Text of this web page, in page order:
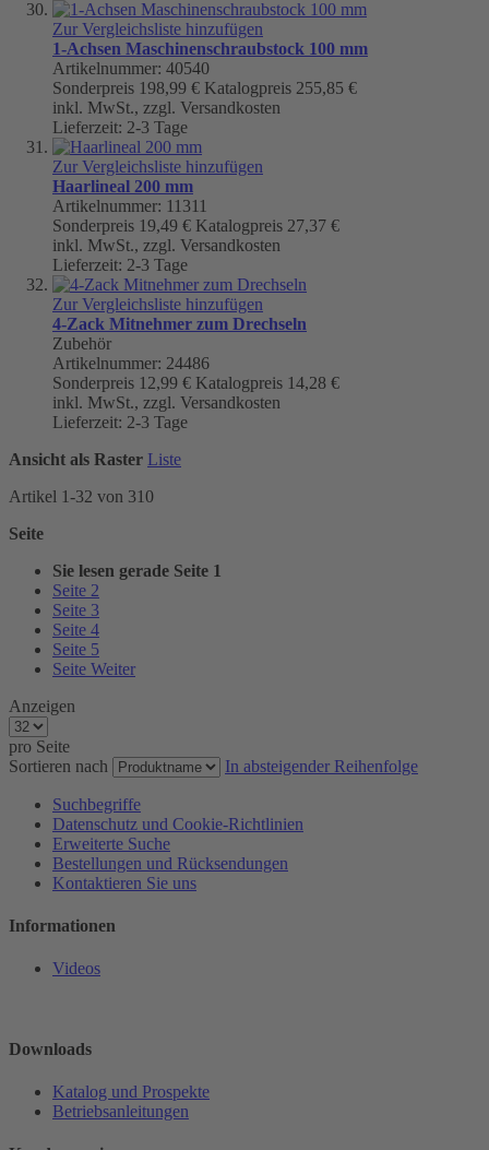
Zur Vergleichsliste hinzufügen
1-Achsen Maschinenschraubstock 100 mm
Artikelnummer: 40540
Sonderpreis 198,99 € Katalogpreis 255,85 €
inkl. MwSt., zzgl. Versandkosten
Lieferzeit: 2-3 Tage
Zur Vergleichsliste hinzufügen
Haarlineal 200 mm
Artikelnummer: 11311
Sonderpreis 19,49 € Katalogpreis 27,37 €
inkl. MwSt., zzgl. Versandkosten
Lieferzeit: 2-3 Tage
Zur Vergleichsliste hinzufügen
4-Zack Mitnehmer zum Drechseln
Zubehör
Artikelnummer: 24486
Sonderpreis 12,99 € Katalogpreis 14,28 €
inkl. MwSt., zzgl. Versandkosten
Lieferzeit: 2-3 Tage
Ansicht als Raster Liste
Artikel 1-32 von 310
Seite
Sie lesen gerade Seite 1
Seite 2
Seite 3
Seite 4
Seite 5
Seite Weiter
Anzeigen
pro Seite
Sortieren nach
In absteigender Reihenfolge
Suchbegriffe
Datenschutz und Cookie-Richtlinien
Erweiterte Suche
Bestellungen und Rücksendungen
Kontaktieren Sie uns
Informationen
Videos
Downloads
Katalog und Prospekte
Betriebsanleitungen